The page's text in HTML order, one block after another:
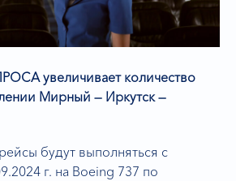
увеличивает количество
Мирный — Иркутск —
будут выполняться с
г. на Boeing 737 по